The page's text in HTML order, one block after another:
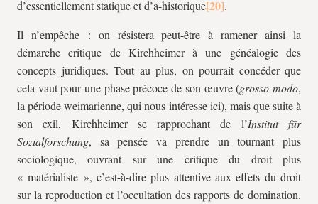
d’essentiellement statique et d’a-historique
.
Il n’empêche : on résistera peut-être à ramener ainsi la
démarche critique de Kirchheimer à une généalogie des
concepts juridiques. Tout au plus, on pourrait concéder que
cela vaut pour une phase précoce de son œuvre (grosso modo,
la période weimarienne, qui nous intéresse ici), mais que suite à
son exil, Kirchheimer se rapprochant de l’Institut für
Sozialforschung, sa pensée va prendre un tournant plus
sociologique, ouvrant sur une critique du droit plus
« matérialiste », c’est-à-dire plus attentive aux effets du droit
sur la reproduction et l’occultation des rapports de domination.